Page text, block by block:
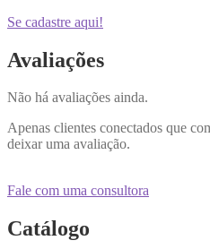
Se cadastre aqui!
Avaliações
Não há avaliações ainda.
Apenas clientes conectados que
deixar uma avaliação.
Fale com uma consultora
Catálogo